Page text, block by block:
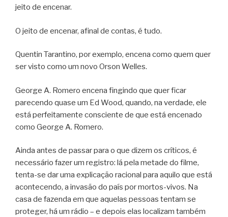
jeito de encenar.
O jeito de encenar, afinal de contas, é tudo.
Quentin Tarantino, por exemplo, encena como quem quer
ser visto como um novo Orson Welles.
George A. Romero encena fingindo que quer ficar
parecendo quase um Ed Wood, quando, na verdade, ele
está perfeitamente consciente de que está encenado
como George A. Romero.
Ainda antes de passar para o que dizem os críticos, é
necessário fazer um registro: lá pela metade do filme,
tenta-se dar uma explicação racional para aquilo que está
acontecendo, a invasão do país por mortos-vivos. Na
casa de fazenda em que aquelas pessoas tentam se
proteger, há um rádio – e depois elas localizam também